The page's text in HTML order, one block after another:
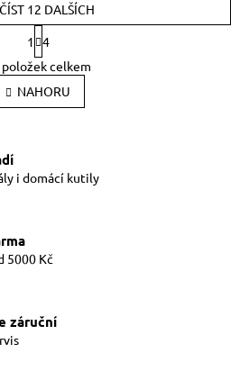
O
v
l
á
í
y
p
i
12 DALŠÍCH
S
t
r
á
n
k
í
1
4
položek celkem
NAHORU
i domácí kutily
5000 Kč
záruční